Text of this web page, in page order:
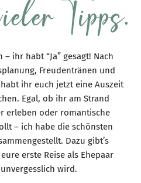
Tipps.
ihr habt “Ja” gesagt! Nach
Freudentränen und
ihr euch jetzt eine Auszeit
Egal, ob ihr am Strand
erleben oder romantische
– ich habe die schönsten
Dazu gibt’s
erste Reise als Ehepaar
wird.